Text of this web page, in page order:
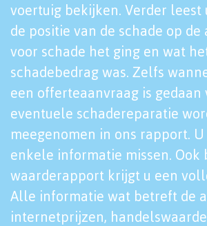
voertuig bekijken. Verder
de positie van de schade op de
voor schade het ging en wat
schadebedrag was. Zelfs
een offerteaanvraag is gedaan
eventuele schadereparatie
meegenomen in ons rapport.
enkele informatie missen. Ook
waarderapport krijgt u een
Alle informatie wat betreft de
internetprijzen,